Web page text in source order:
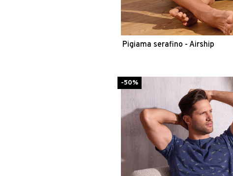
Pigiama serafino - Airship
-50%